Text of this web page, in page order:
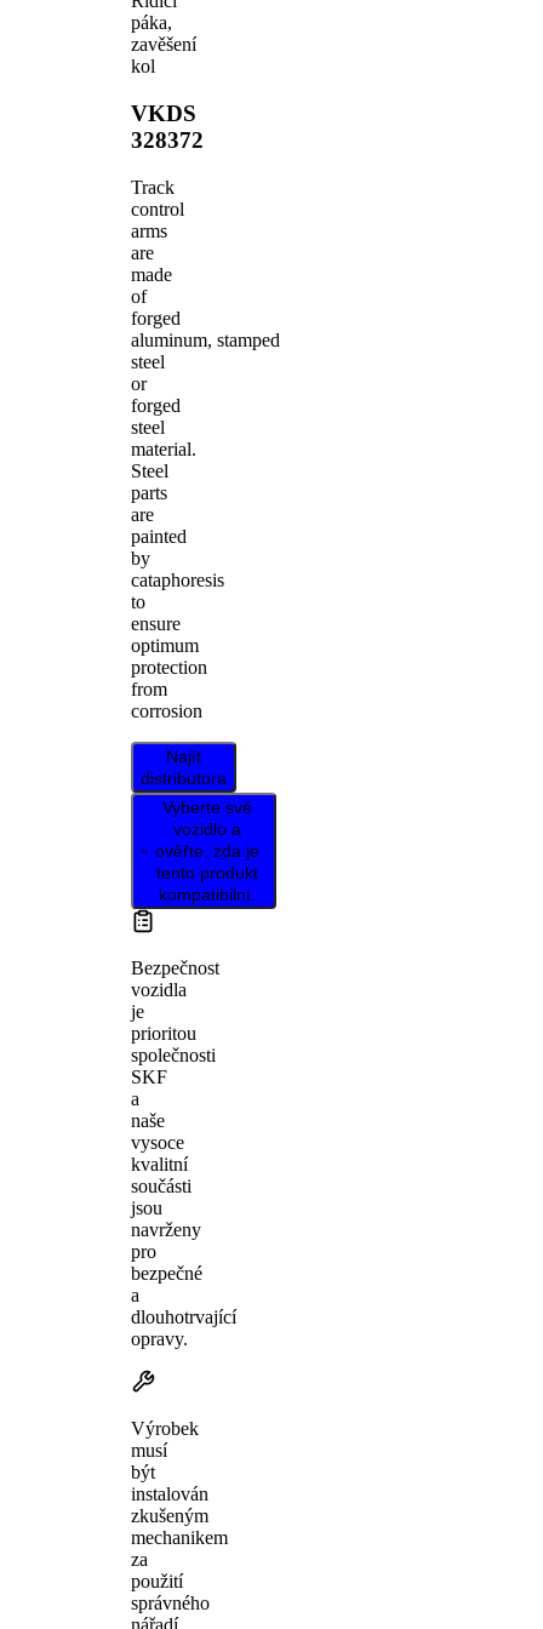
páka,
zavěšení
kol
VKDS
328372
Track
control
arms
are
made
of
forged
aluminum, stamped
steel
or
forged
steel
material.
Steel
parts
are
painted
by
cataphoresis
to
ensure
optimum
protection
from
corrosion
Najít
distributora
Vyberte své
vozidlo a
ověřte, zda je
tento produkt
kompatibilní.
Bezpečnost
vozidla
je
prioritou
společnosti
SKF
a
naše
vysoce
kvalitní
součásti
jsou
navrženy
pro
bezpečné
a
dlouhotrvající
opravy.
Výrobek
musí
být
instalován
zkušeným
mechanikem
za
použití
správného
nářadí